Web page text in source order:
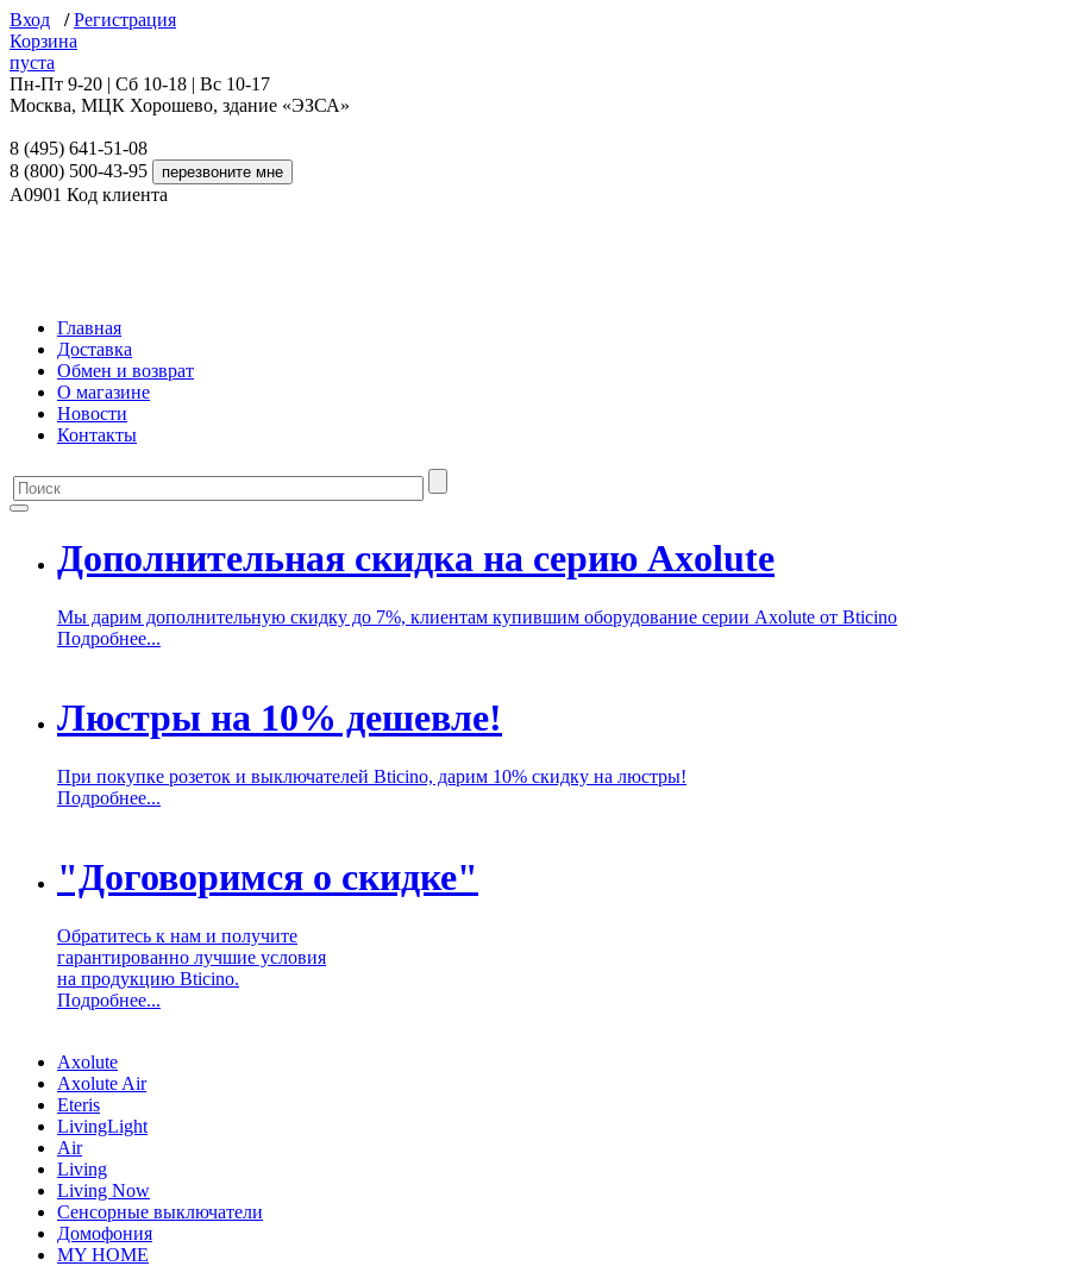
Вход / Регистрация
Корзина
пуста
Пн-Пт 9-20 | Сб 10-18 | Вс 10-17
Москва, МЦК Хорошево, здание «ЭЗСА»
8 (495) 641-51-08
8 (800) 500-43-95
A0901 Код клиента
Главная
Доставка
Обмен и возврат
О магазине
Новости
Контакты
Дополнительная скидка на серию Axolute
Мы дарим дополнительную скидку до 7%, клиентам купившим оборудование серии Axolute от Bticino
Подробнее...
Люстры на 10% дешевле!
При покупке розеток и выключателей Bticino, дарим 10% скидку на люстры!
Подробнее...
"Договоримся о скидке"
Обратитесь к нам и получите
гарантированно лучшие условия
на продукцию Bticino.
Подробнее...
Axolute
Axolute Air
Eteris
LivingLight
Air
Living
Living Now
Сенсорные выключатели
Домофония
MY HOME